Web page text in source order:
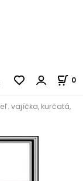
0
vajíčka, kurčatá,